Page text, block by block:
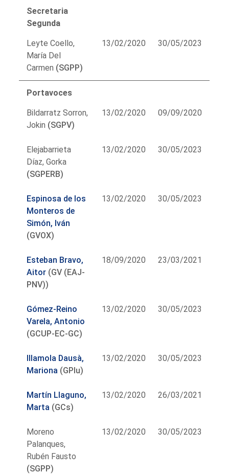
Secretaria
Segunda
Leyte Coello,
María Del
Carmen (SGPP)
13/02/2020 30/05/2023
Portavoces
Bildarratz Sorron,
Jokin (SGPV)
13/02/2020 09/09/2020
Elejabarrieta
Díaz, Gorka
(SGPERB)
13/02/2020 30/05/2023
Espinosa de los
Monteros de
Simón, Iván
(GVOX)
13/02/2020 30/05/2023
Esteban Bravo,
Aitor (GV (EAJ-
PNV))
18/09/2020 23/03/2021
Gómez-Reino
Varela, Antonio
(GCUP-EC-GC)
13/02/2020 30/05/2023
Illamola Dausà,
Mariona (GPlu)
13/02/2020 30/05/2023
Martín Llaguno,
Marta (GCs)
13/02/2020 26/03/2021
Moreno
Palanques,
Rubén Fausto
(SGPP)
13/02/2020 30/05/2023